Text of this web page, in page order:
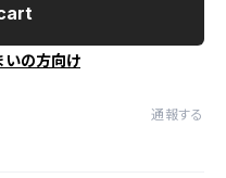
いの方向け
通報する